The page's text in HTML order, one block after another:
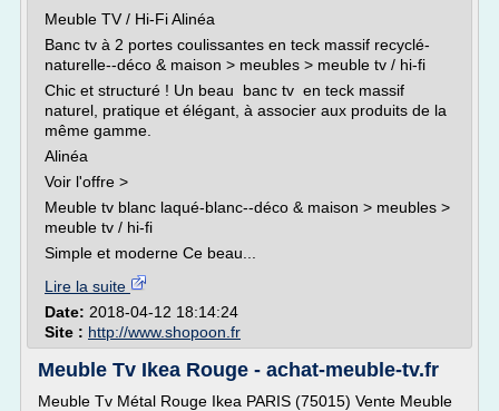
Meuble TV / Hi-Fi Alinéa
Banc tv à 2 portes coulissantes en teck massif recyclé-
naturelle--déco & maison > meubles > meuble tv / hi-fi
Chic et structuré ! Un beau banc tv en teck massif
naturel, pratique et élégant, à associer aux produits de la
même gamme.
Alinéa
Voir l'offre >
Meuble tv blanc laqué-blanc--déco & maison > meubles >
meuble tv / hi-fi
Simple et moderne Ce beau...
Lire la suite
Date: 2018-04-12 18:14:24
Site : http://www.shopoon.fr
Meuble Tv Ikea Rouge - achat-meuble-tv.fr
Meuble Tv Métal Rouge Ikea PARIS (75015) Vente Meuble